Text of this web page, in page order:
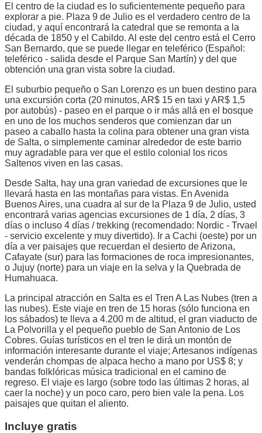
El centro de la ciudad es lo suficientemente pequeño para
explorar a pie. Plaza 9 de Julio es el verdadero centro de la
ciudad, y aquí encontrará la catedral que se remonta a la
década de 1850 y el Cabildo. Al este del centro está el Cerro
San Bernardo, que se puede llegar en teleférico (Español:
teleférico - salida desde el Parque San Martín) y del que
obtención una gran vista sobre la ciudad.
El suburbio pequeño o San Lorenzo es un buen destino para
una excursión corta (20 minutos, AR$ 15 en taxi y AR$ 1,5
por autobús) - paseo en el parque o ir más allá en el bosque
en uno de los muchos senderos que comienzan dar un
paseo a caballo hasta la colina para obtener una gran vista
de Salta, o simplemente caminar alrededor de este barrio
muy agradable para ver que el estilo colonial los ricos
Saltenos viven en las casas.
Desde Salta, hay una gran variedad de excursiones que le
llevará hasta en las montañas para vistas. En Avenida
Buenos Aires, una cuadra al sur de la Plaza 9 de Julio, usted
encontrará varias agencias excursiones de 1 día, 2 días, 3
días o incluso 4 días / trekking (recomendado: Nordic - Trvael
- servicio excelente y muy divertido). Ir a Cachi (oeste) por un
día a ver paisajes que recuerdan el desierto de Arizona,
Cafayate (sur) para las formaciones de roca impresionantes,
o Jujuy (norte) para un viaje en la selva y la Quebrada de
Humahuaca.
La principal atracción en Salta es el Tren A Las Nubes (tren a
las nubes). Este viaje en tren de 15 horas (sólo funciona en
los sábados) te lleva a 4.200 m de altitud, el gran viaducto de
La Polvorilla y el pequeño pueblo de San Antonio de Los
Cobres. Guías turísticos en el tren le dirá un montón de
información interesante durante el viaje; Artesanos indígenas
venderán chompas de alpaca hecho a mano por US$ 8; y
bandas folklóricas música tradicional en el camino de
regreso. El viaje es largo (sobre todo las últimas 2 horas, al
caer la noche) y un poco caro, pero bien vale la pena. Los
paisajes que quitan el aliento.
Incluye gratis